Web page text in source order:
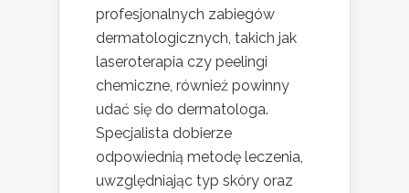
profesjonalnych zabiegów
dermatologicznych, takich jak
laseroterapia czy peelingi
chemiczne, również powinny
udać się do dermatologa.
Specjalista dobierze
odpowiednią metodę leczenia,
uwzględniając typ skóry oraz